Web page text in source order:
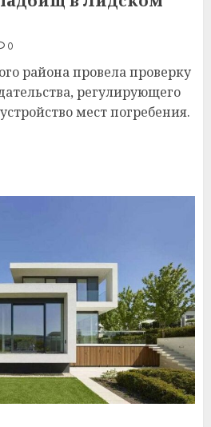
0
района провела проверку
регулирующего
мест погребения.